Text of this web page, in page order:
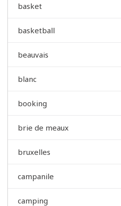
basket
basketball
beauvais
blanc
booking
brie de meaux
bruxelles
campanile
camping